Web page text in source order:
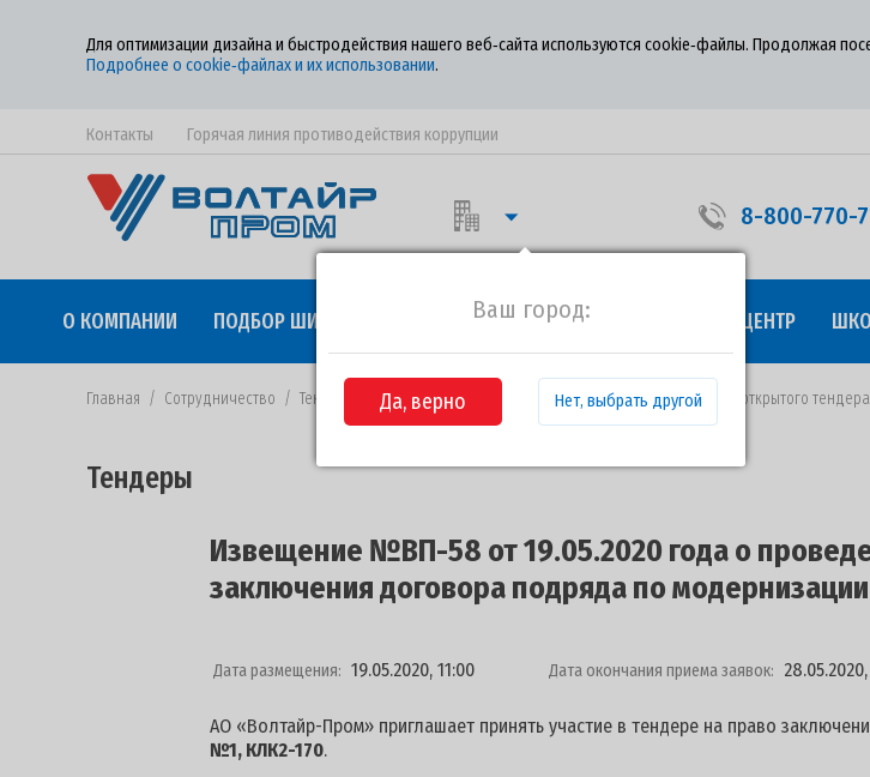
Для оптимизации дизайна и быстродействия нашего веб‑сайта используются cookie‑файлы. Продолжая
Подробнее о cookie‑файлах и их использовании.
Контакты Горячая линия противодействия коррупции
Ваш город:
Да, верно Нет, выбрать другой
8-800-770-
О КОМПАНИИ ПОДБОР ШИН СОТРУДНИЧЕСТВО ПРЕСС-ЦЕНТР
Главная / Сотрудничество / Тендеры Извещение №ВП-58 от 19.05.2020 года о проведении открытого
Тендеры
Извещение №ВП-58 от 19.05.2020 года о
заключения договора подряда по
Дата размещения: 19.05.2020, 11:00 Дата окончания приема заявок:
АО «Волтайр-Пром» приглашает принять участие в тендере на право
№1, КЛК2-170.